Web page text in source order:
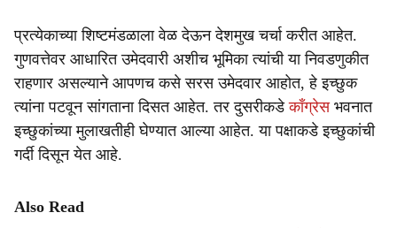
प्रत्येकाच्या शिष्टमंडळाला वेळ देऊन देशमुख चर्चा करीत आहेत.
गुणवत्तेवर आधारित उमेदवारी अशीच भूमिका त्यांची या निवडणुकीत
राहणार असल्याने आपणच कसे सरस उमेदवार आहोत, हे इच्छुक
त्यांना पटवून सांगताना दिसत आहेत. तर दुसरीकडेकाँग्रेसभवनात
इच्छुकांच्या मुलाखतीही घेण्यात आल्या आहेत. या पक्षाकडे इच्छुकांची
गर्दी दिसून येत आहे.
Also Read